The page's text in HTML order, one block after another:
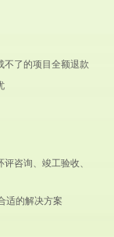
不了的项目全额退款
咨询、竣工验收、
适的解决方案